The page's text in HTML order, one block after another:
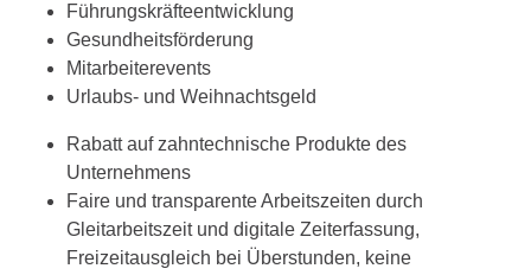
Führungskräfteentwicklung
Gesundheitsförderung
Mitarbeiterevents
Urlaubs- und Weihnachtsgeld
Rabatt auf zahntechnische Produkte des
Unternehmens
Faire und transparente Arbeitszeiten durch
Gleitarbeitszeit und digitale Zeiterfassung,
Freizeitausgleich bei Überstunden, keine